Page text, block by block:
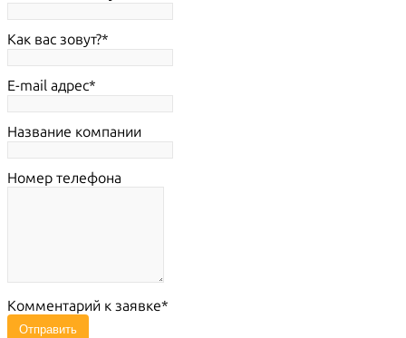
Как вас зовут?
E-mail адрес
Название компании
Номер телефона
Комментарий к заявке
Отправить